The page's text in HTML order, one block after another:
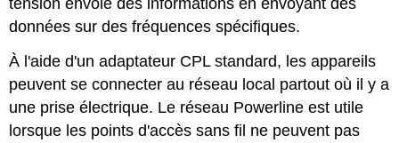
tension envoie des informations en envoyant des
données sur des fréquences spécifiques.
À l'aide d'un adaptateur CPL standard, les appareils
peuvent se connecter au réseau local partout où il y a
une prise électrique. Le réseau Powerline est utile
lorsque les points d'accès sans fil ne peuvent pas